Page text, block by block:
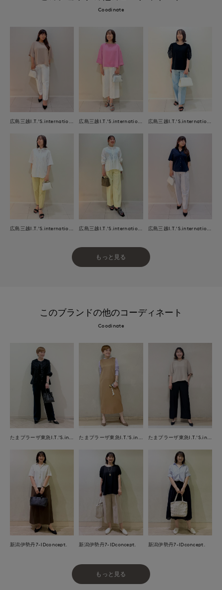
Coodinate
もっと見る
このブランドの他のコーディネート
Coodinate
新潟伊勢丹7-IDconcept. 新潟伊勢丹7-IDconcept. 新潟伊勢丹7-IDconcept.
もっと見る